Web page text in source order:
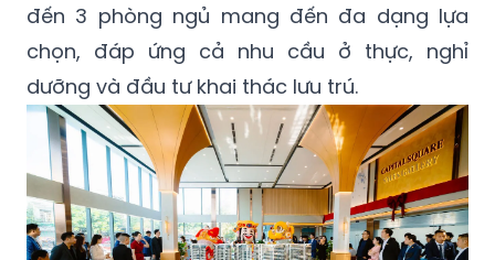
đến 3 phòng ngủ mang đến đa dạng lựa
chọn, đáp ứng cả nhu cầu ở thực, nghỉ
dưỡng và đầu tư khai thác lưu trú.